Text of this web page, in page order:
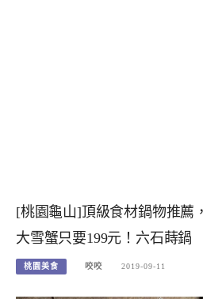
[桃園龜山]頂級食材鍋物推薦
大雪蟹只要199元！六石蒔鍋
桃園美食 咬咬 2019-09-11